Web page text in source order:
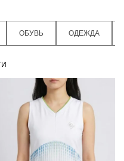
ОБУВЬ ОДЕЖДА